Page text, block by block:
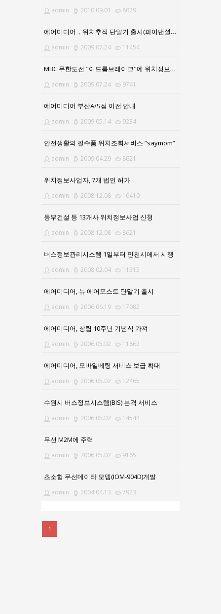
admin 2010.09.01 8029
에어미디어，위치추적 단말기 출시(파이낸셜뉴스)
admin 2009.07.24 11454
MBC 무한도전 "여드름브레이크"에 위치정보서비스 제공
admin 2009.07.24 9741
에어미디어 부산A/S점 이전 안내
admin 2009.05.14 9234
안전생활의 필수품 위치조회서비스 “saymom”
admin 2009.04.29 8621
위치정보사업자, 7개 법인 허가
admin 2008.12.08 10410
동부건설 등 13개사 위치정보사업 신청
admin 2008.12.08 8621
버스정보관리시스템 1일부터 인천시에서 시행
admin 2008.02.04 11315
에어미디어, 뉴 에어포스트 단말기 출시
admin 2006.06.19 17082
에어미디어, 창립 10주년 기념식 가져
admin 2006.05.02 11862
에어미디어, 모바일베팅 서비스 보급 확대
admin 2006.05.02 12465
수원시 버스정보시스템(BIS) 본격 서비스
admin 2006.05.02 14544
무선 M2M에 주력
admin 2006.05.02 9165
초소형 무선데이타 모뎀(IOM-904D)개발
admin 2004.04.13 7923
1